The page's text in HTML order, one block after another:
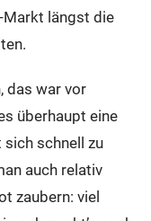
Markt längst die
das war vor
überhaupt eine
schnell zu
auch relativ
zaubern: viel